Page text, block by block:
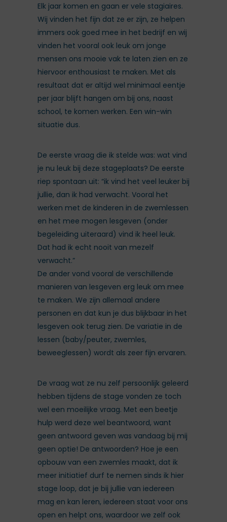
Elk jaar komen en gaan er vele stagiaires.
Wij vinden het fijn dat ze er zijn, ze helpen
immers ook goed mee in het bedrijf en wij
vinden het vooral ook leuk om jonge
mensen ons mooie vak te laten zien en ze
hiervoor enthousiast te maken. Met als
resultaat dat er altijd wel minimaal eentje
per jaar blijft hangen om bij ons, naast
school, te komen werken. Een win-win
situatie dus.
De eerste vraag die ik stelde was: wat vind
je nu leuk bij deze stageplaats? De eerste
riep spontaan uit: “ik vind het veel leuker bij
jullie, dan ik had verwacht. Vooral het
werken met de kinderen in de zwemlessen
en het mee mogen lesgeven (onder
begeleiding uiteraard) vind ik heel leuk.
Dat had ik echt nooit van mezelf
verwacht.”
De ander vond vooral de verschillende
manieren van lesgeven erg leuk om mee
te maken. We zijn allemaal andere
personen en dat kun je dus blijkbaar in het
lesgeven ook terug zien. De variatie in de
lessen (baby/peuter, zwemles,
beweeglessen) wordt als zeer fijn ervaren.
De vraag wat ze nu zelf persoonlijk geleerd
hebben tijdens de stage vonden ze toch
wel een moeilijke vraag. Met een beetje
hulp werd deze wel beantwoord, want
geen antwoord geven was vandaag bij mij
geen optie! De antwoorden? Hoe je een
opbouw van een zwemles maakt, dat ik
meer initiatief durf te nemen sinds ik hier
stage loop, dat je bij jullie van iedereen
mag en kan leren, iedereen staat voor ons
open en helpt ons, waardoor we zelf ook